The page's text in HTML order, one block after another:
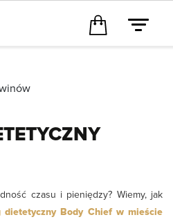
czasu i pieniędzy? Wiemy, jak
dietetyczny Body Chief w mieście